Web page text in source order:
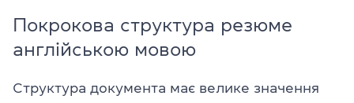
Покрокова структура резюме
англійською мовою
Структура документа має велике значення